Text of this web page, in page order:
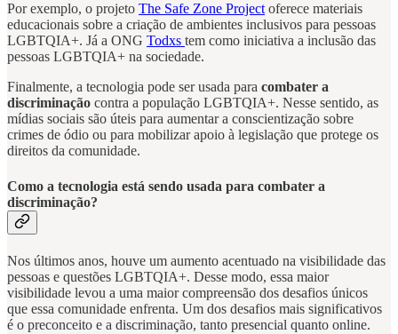
Por exemplo, o projeto The Safe Zone Project oferece materiais
educacionais sobre a criação de ambientes inclusivos para pessoas
LGBTQIA+. Já a ONG Todxs tem como iniciativa a inclusão das
pessoas LGBTQIA+ na sociedade.
Finalmente, a tecnologia pode ser usada para combater a
discriminação contra a população LGBTQIA+. Nesse sentido, as
mídias sociais são úteis para aumentar a conscientização sobre
crimes de ódio ou para mobilizar apoio à legislação que protege os
direitos da comunidade.
Como a tecnologia está sendo usada para combater a
discriminação?
Nos últimos anos, houve um aumento acentuado na visibilidade das
pessoas e questões LGBTQIA+. Desse modo, essa maior
visibilidade levou a uma maior compreensão dos desafios únicos
que essa comunidade enfrenta. Um dos desafios mais significativos
é o preconceito e a discriminação, tanto presencial quanto online.